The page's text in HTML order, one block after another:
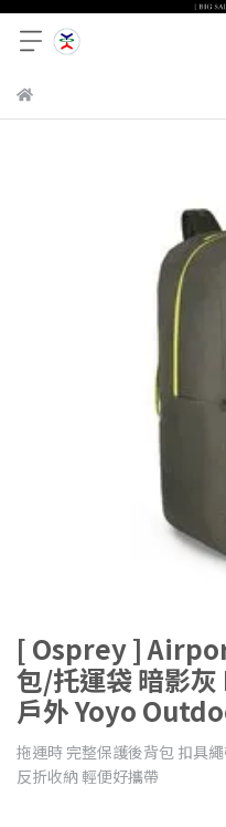
[ Osprey ]
包/托運袋 暗影
戶外 Yoyo
拖運時 完整保護後背包 扣具
反折收納 輕便好攜帶